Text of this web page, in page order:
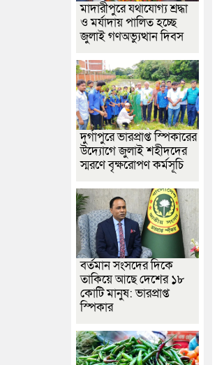
মাদারীপুরে যথাযোগ্য শ্রদ্ধা
ও মর্যাদায় পালিত হচ্ছে
জুলাই গণঅভ্যুত্থান দিবস
দুর্গাপুরে ভারপ্রাপ্ত স্পিকারের
উদ্যোগে জুলাই শহীদদের
স্মরণে বৃক্ষরোপণ কর্মসূচি
বর্তমান সংসদের দিকে
তাকিয়ে আছে দেশের ১৮
কোটি মানুষ: ভারপ্রাপ্ত
স্পিকার